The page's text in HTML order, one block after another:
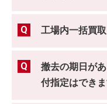
工場内一括買
撤去の期日が
付指定はでき